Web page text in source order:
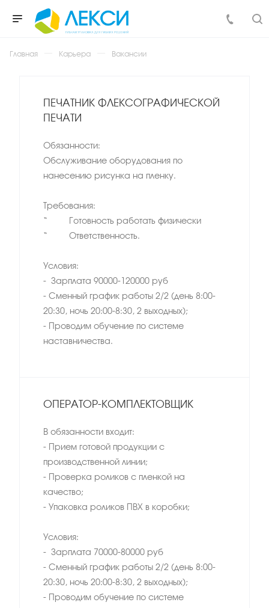
Главная Карьера Вакансии
ПЕЧАТНИК ФЛЕКСОГРАФИЧЕСКОЙ
ПЕЧАТИ
Обязанности:
Обслуживание оборудования по
нанесению рисунка на пленку.
Требования:
· Готовность работать физически
· Ответственность.
Условия:
- Зарплата 90000-120000 руб
- Сменный график работы 2/2 (день 8:00-
20:30, ночь 20:00-8:30, 2 выходных);
- Проводим обучение по системе
наставничества.
ОПЕРАТОР-КОМПЛЕКТОВЩИК
В обязанности входит:
- Прием готовой продукции с
производственной линии;
- Проверка роликов с пленкой на
качество;
- Упаковка роликов ПВХ в коробки;
Условия:
- Зарплата 70000-80000 руб
- Сменный график работы 2/2 (день 8:00-
20:30, ночь 20:00-8:30, 2 выходных);
- Проводим обучение по системе